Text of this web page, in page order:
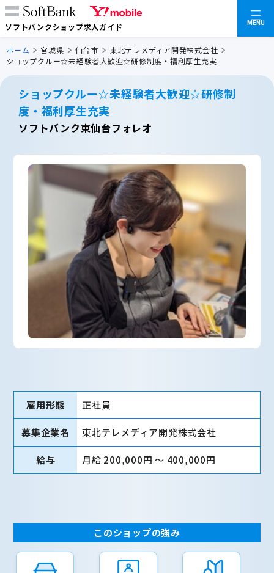
ソフトバンクショップ求人ガイド MENU
ホーム 宮城県 仙台市
東北テレメディア開発株式会社
ショップクルー☆未経験者大歓迎☆研修制度・福利厚生充実
ショップクルー☆未経験者大歓迎☆研修制
度・福利厚生充実
ソフトバンク東仙台フォレオ
雇用形態 正社員
募集企業名 東北テレメディア開発株式会社
給与 月給 200,000円 〜 400,000円
このショップの強み